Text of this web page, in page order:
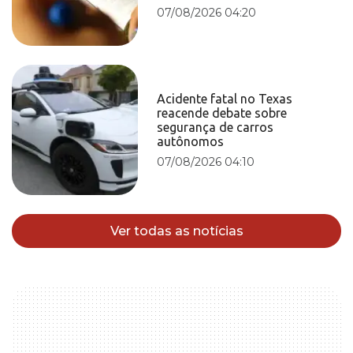
07/08/2026 04:20
Acidente fatal no Texas
reacende debate sobre
segurança de carros
autônomos
07/08/2026 04:10
Ver todas as notícias